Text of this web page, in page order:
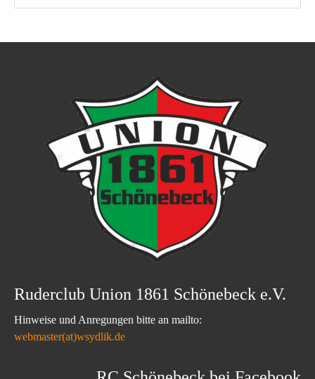
Ruderclub Union 1861 Schönebeck e.V.
Hinweise und Anregungen bitte an mailto:
webmaster(at)wsydlik.de